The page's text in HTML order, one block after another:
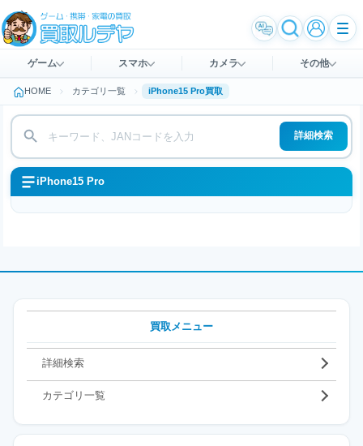
ゲーム スマホ カメラ その他
HOME カテゴリ一覧 iPhone15 Pro買取
詳細検索
iPhone15 Pro
買取メニュー
詳細検索
カテゴリ一覧